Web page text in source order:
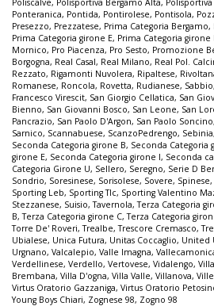
Ponteranica, Pontida, Pontirolese, Pontisola,
Presezzo, Prezzatese, Prima Categoria Bergamo,
Prima Categoria girone E, Prima Categoria girone L
Mornico, Pro Piacenza, Pro Sesto, Promozione
Borgogna, Real Casal, Real Milano, Real Pol.
Rezzato, Rigamonti Nuvolera, Ripaltese,
Romanese, Roncola, Rovetta, Rudianese, Sabbio,
Francesco Virescit, San Giorgio Cellatica, San
Bienno, San Giovanni Bosco, San Leone, San
Pancrazio, San Paolo D'Argon, San Paolo Soncino,
Sarnico, Scannabuese, ScanzoPedrengo, Sebinia,
Seconda Categoria girone B, Seconda Categoria
girone E, Seconda Categoria girone I, Seconda
Categoria Girone U, Sellero, Seregno, Serie D
Sondrio, Soresinese, Sorisolese, Sovere, Spinese,
Sporting Leb, Sporting Tlc, Sporting Valentino
Stezzanese, Suisio,Tavernola,Terza Categoria
B,Terza Categoria girone C,Terza Categoria
Torre De' Roveri,Trealbe,Trescore Cremasco,
Ubialese, Unica Futura, Unitas Coccaglio, United
Urgnano, Valcalepio, Valle Imagna,
Verdellinese, Verdello, Vertovese, Vidalengo,
Brembana, Villa D'ogna, Villa Valle, Villanova,
Virtus Oratorio Gazzaniga, Virtus Oratorio
Young Boys Chiari, Zognese 98, Zogno 98